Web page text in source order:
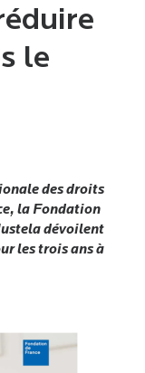
le
e des droits
la Fondation
dévoilent
les trois ans à